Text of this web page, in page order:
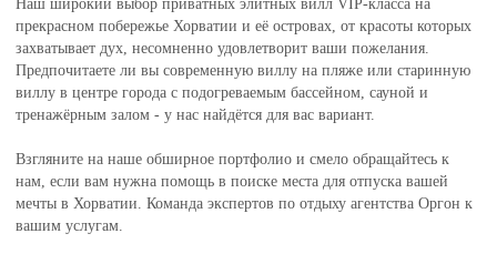
Наш широкий выбор приватных элитных вилл VIP-класса на
прекрасном побережье Хорватии и её островах, от красоты которых
захватывает дух, несомненно удовлетворит ваши пожелания.
Предпочитаете ли вы современную виллу на пляже или старинную
виллу в центре города с подогреваемым бассейном, сауной и
тренажёрным залом - у нас найдётся для вас вариант.
Взгляните на наше обширное портфолио и смело обращайтесь к
нам, если вам нужна помощь в поиске места для отпуска вашей
мечты в Хорватии. Команда экспертов по отдыху агентства Оргон к
вашим услугам.